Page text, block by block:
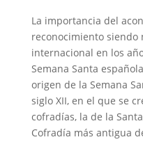
La importancia del
reconocimiento
internacional en los
Semana Santa
origen de la Semana
siglo XII, en el que se
cofradías, la de la
Cofradía más antigua